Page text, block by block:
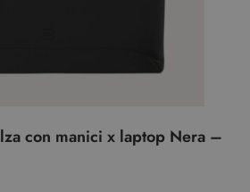
con manici x laptop Nera –